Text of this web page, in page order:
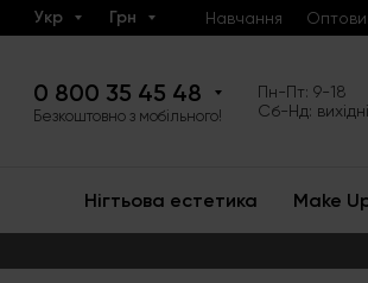
Укр Грн Навчання
0 800 35 45 48
Безкоштовно з мобільного!
Пн-Пт: 9-18
Сб-Нд: вихідні
Нігтьова естетика Make